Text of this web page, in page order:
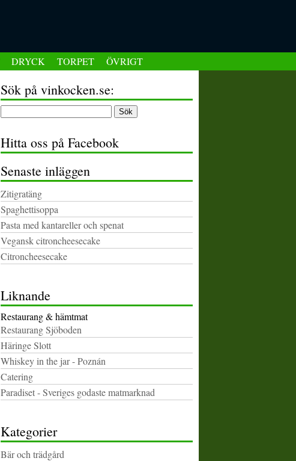
DRYCK TORPET ÖVRIGT
Sök på vinkocken.se:
Hitta oss på Facebook
Senaste inläggen
Zitigratäng
Spaghettisoppa
Pasta med kantareller och spenat
Vegansk citroncheesecake
Citroncheesecake
Liknande
Restaurang & hämtmat
Restaurang Sjöboden
Häringe Slott
Whiskey in the jar - Poznán
Catering
Paradiset - Sveriges godaste matmarknad
Kategorier
Bär och trädgård